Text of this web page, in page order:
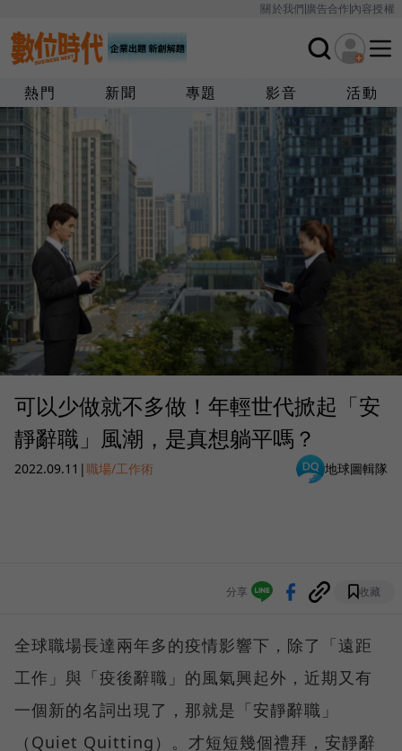
關於我們廣告合作內容授權
熱門 新聞 專題 影音 活動
可以少做就不多做！年輕世代掀起「安
靜辭職」風潮，是真想躺平嗎？
2022.09.11 |職場/工作術 地球圖輯隊
分享 收藏
全球職場長達兩年多的疫情影響下，除了「遠距
工作」與「疫後辭職」的風氣興起外，近期又有
一個新的名詞出現了，那就是「安靜辭職」
（Quiet Quitting）。才短短幾個禮拜，安靜辭